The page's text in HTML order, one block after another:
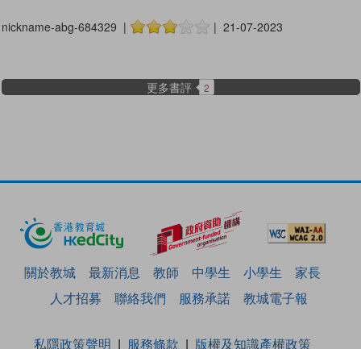
nickname-abg-684329 | | 21-07-2023
更多書評 2
關於教城 最新消息 教師 中學生 小學生
家長
人才招募
聯絡我們 服務承諾 教城電子報
私隱政策聲明 服務條款
版權及知識產權政策